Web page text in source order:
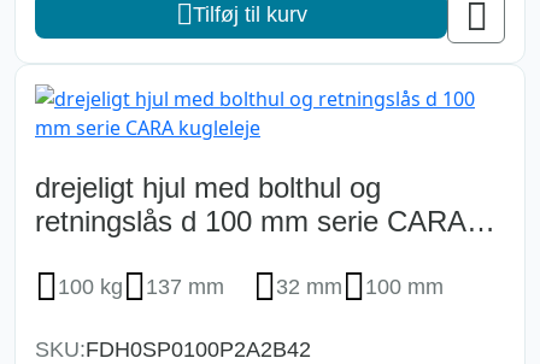
Tilføj til kurv
drejeligt hjul med bolthul og
retningslås d 100 mm serie CARA
100 kg 137 mm 32 mm 100 mm
SKU:FDH0SP0100P2A2B42